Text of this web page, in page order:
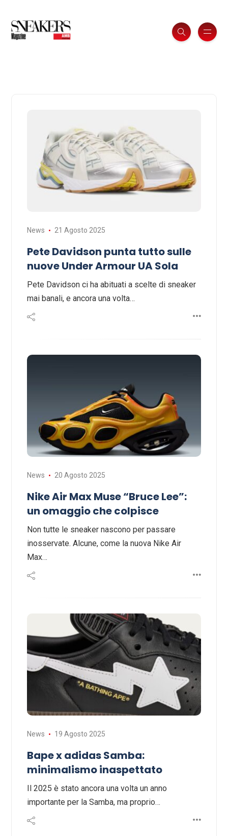
News 21 Agosto 2025
Pete Davidson punta tutto sulle
nuove Under Armour UA Sola
Pete Davidson ci ha abituati a scelte di sneaker
mai banali, e ancora una volta…
News 20 Agosto 2025
Nike Air Max Muse “Bruce Lee”:
un omaggio che colpisce
Non tutte le sneaker nascono per passare
inosservate. Alcune, come la nuova Nike Air
Max…
News 19 Agosto 2025
Bape x adidas Samba:
minimalismo inaspettato
Il 2025 è stato ancora una volta un anno
importante per la Samba, ma proprio…